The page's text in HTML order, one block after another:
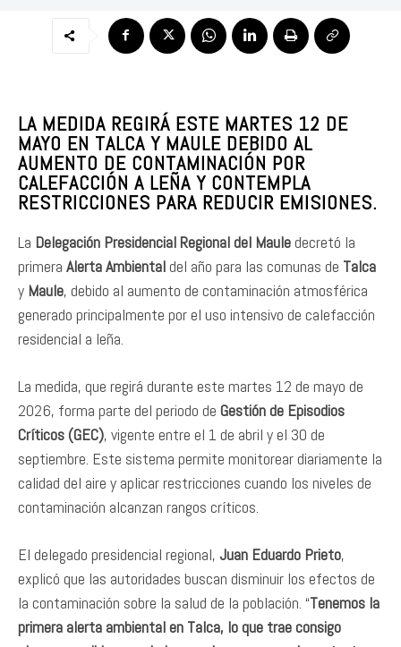
LA MEDIDA REGIRÁ ESTE MARTES 12 DE
MAYO EN TALCA Y MAULE DEBIDO AL
AUMENTO DE CONTAMINACIÓN POR
CALEFACCIÓN A LEÑA Y CONTEMPLA
RESTRICCIONES PARA REDUCIR EMISIONES.
La Delegación Presidencial Regional del Mauledecretó la
primera Alerta Ambientaldel año para las comunas de Talca
y Maule, debido al aumento de contaminación atmosférica
generado principalmente por el uso intensivo de calefacción
residencial a leña.
La medida, que regirá durante este martes 12 de mayo de
2026, forma parte del periodo de Gestión de Episodios
Críticos (GEC), vigente entre el 1 de abril y el 30 de
septiembre. Este sistema permite monitorear diariamente la
calidad del aire y aplicar restricciones cuando los niveles de
contaminación alcanzan rangos críticos.
El delegado presidencial regional, Juan Eduardo Prieto,
explicó que las autoridades buscan disminuir los efectos de
la contaminación sobre la salud de la población. “Tenemos la
primera alerta ambiental en Talca, lo que trae consigo